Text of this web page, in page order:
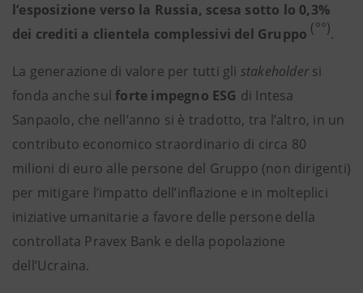
l’esposizione verso la Russia, scesa sotto lo 0,3%
dei crediti a clientela complessivi del Gruppo (°°).
La generazione di valore per tutti gli stakeholdersi
fonda anche sul forte impegno ESG di Intesa
Sanpaolo, che nell’anno si è tradotto, tra l’altro, in un
contributo economico straordinario di circa 80
milioni di euro alle persone del Gruppo (non dirigenti)
per mitigare l’impatto dell’inflazione e in molteplici
iniziative umanitarie a favore delle persone della
controllata Pravex Bank e della popolazione
dell’Ucraina.